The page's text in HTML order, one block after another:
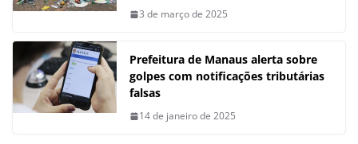
3 de março de 2025
Prefeitura de Manaus alerta sobre
golpes com notificações tributárias
falsas
14 de janeiro de 2025